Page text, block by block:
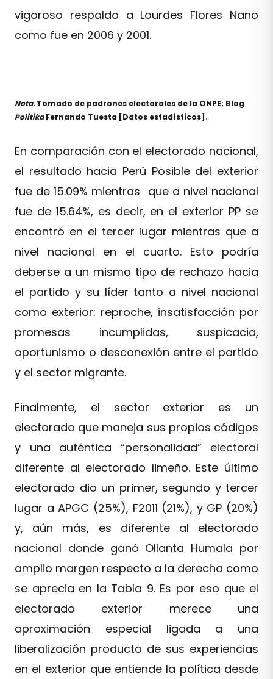
vigoroso respaldo a Lourdes Flores Nano
como fue en 2006 y 2001.
Nota.Tomado de padrones electorales de la ONPE; Blog
PolitikaFernando Tuesta [Datos estadísticos].
En comparación con el electorado nacional,
el resultado hacia Perú Posible del exterior
fue de 15.09% mientras que a nivel nacional
fue de 15.64%, es decir, en el exterior PP se
encontró en el tercer lugar mientras que a
nivel nacional en el cuarto. Esto podría
deberse a un mismo tipo de rechazo hacia
el partido y su líder tanto a nivel nacional
como exterior: reproche, insatisfacción por
promesas incumplidas, suspicacia,
oportunismo o desconexión entre el partido
y el sector migrante.
Finalmente, el sector exterior es un
electorado que maneja sus propios códigos
y una auténtica “personalidad” electoral
diferente al electorado limeño. Este último
electorado dio un primer, segundo y tercer
lugar a APGC (25%), F2011 (21%), y GP (20%)
y, aún más, es diferente al electorado
nacional donde ganó Ollanta Humala por
amplio margen respecto a la derecha como
se aprecia en la Tabla 9. Es por eso que el
electorado exterior merece una
aproximación especial ligada a una
liberalización producto de sus experiencias
en el exterior que entiende la política desde